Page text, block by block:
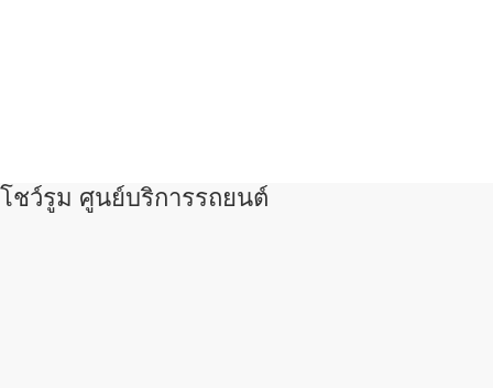
โชว์รูม ศูนย์บริการรถยนต์